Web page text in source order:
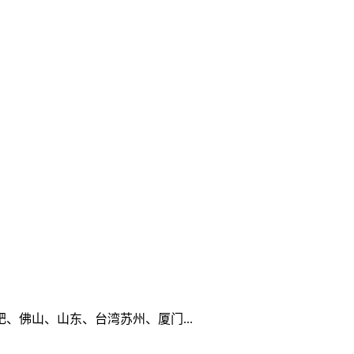
佛山、山东、台湾苏州、厦门...